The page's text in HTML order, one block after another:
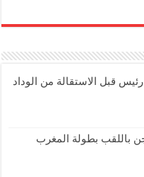
قبل الاستقالة من الوداد
باللقب بطولة المغرب